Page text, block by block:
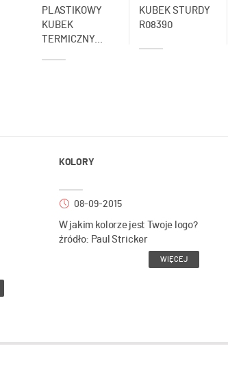
PLASTIKOWY
KUBEK
TERMICZNY...
KUBEK STURDY
R08390
KOLORY
08-09-2015
W jakim kolorze jest Twoje logo?
źródło: Paul Stricker
WIĘCEJ